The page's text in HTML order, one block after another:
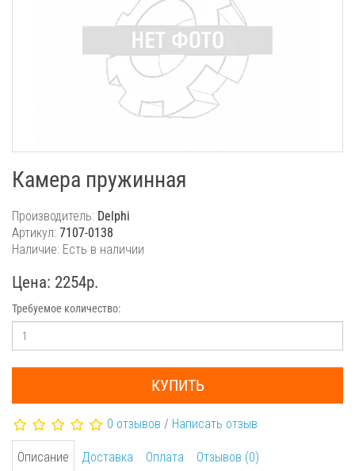
Камера пружинная
Производитель: Delphi
Артикул: 7107-0138
Наличие: Есть в наличии
Цена: 2254р.
Требуемое количество:
КУПИТЬ
0 отзывов / Написать отзыв
Описание Доставка Оплата Отзывов (0)